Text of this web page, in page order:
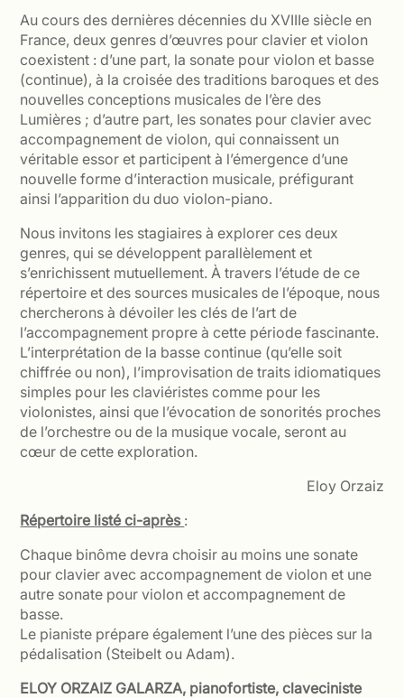
Au cours des dernières décennies du XVIIIe siècle en
France, deux genres d’œuvres pour clavier et violon
coexistent : d’une part, la sonate pour violon et basse
(continue), à la croisée des traditions baroques et des
nouvelles conceptions musicales de l’ère des
Lumières ; d’autre part, les sonates pour clavier avec
accompagnement de violon, qui connaissent un
véritable essor et participent à l’émergence d’une
nouvelle forme d’interaction musicale, préfigurant
ainsi l’apparition du duo violon-piano.
Nous invitons les stagiaires à explorer ces deux
genres, qui se développent parallèlement et
s’enrichissent mutuellement. À travers l’étude de ce
répertoire et des sources musicales de l’époque, nous
chercherons à dévoiler les clés de l’art de
l’accompagnement propre à cette période fascinante.
L’interprétation de la basse continue (qu’elle soit
chiffrée ou non), l’improvisation de traits idiomatiques
simples pour les claviéristes comme pour les
violonistes, ainsi que l’évocation de sonorités proches
de l’orchestre ou de la musique vocale, seront au
cœur de cette exploration.
Eloy Orzaiz
Répertoire listé ci-après :
Chaque binôme devra choisir au moins une sonate
pour clavier avec accompagnement de violon et une
autre sonate pour violon et accompagnement de
basse.
Le pianiste prépare également l’une des pièces sur la
pédalisation (Steibelt ou Adam).
ELOY ORZAIZ GALARZA, pianofortiste, claveciniste